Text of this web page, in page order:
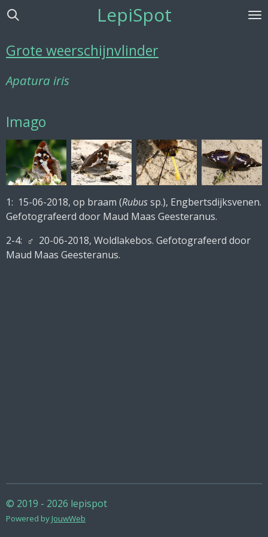
Ga
de
LepiSpot
Grote weerschijnvlinder
Apatura iris
Imago
1: 15-06-2018, op braam (Rubussp.), Engbertsdijksvenen.
Gefotografeerd door Maud Maas Geesteranus.
2-4: ♂ 20-06-2018, Woldlakebos. Gefotografeerd door
Maud Maas Geesteranus.
© 2019 - 2026 lepispot
Powered by JouwWeb